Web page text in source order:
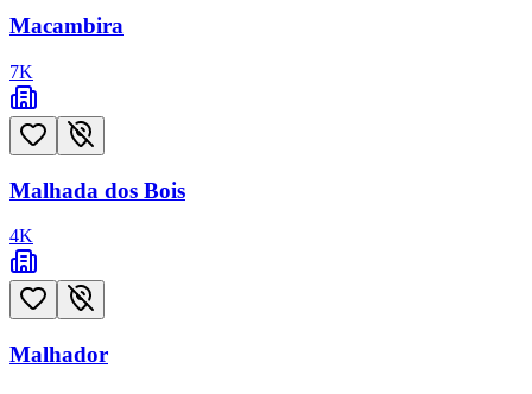
Macambira
7K
Malhada dos Bois
4K
Malhador